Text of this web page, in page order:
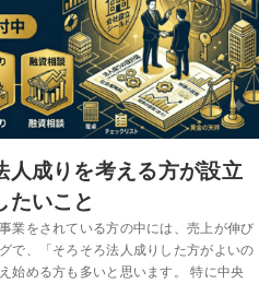
人成りを考える方が設立
たいこと
業をされている方の中には、売上が伸び
で、「そろそろ法人成りした方がよいの
始める方も多いと思います。 特に中央